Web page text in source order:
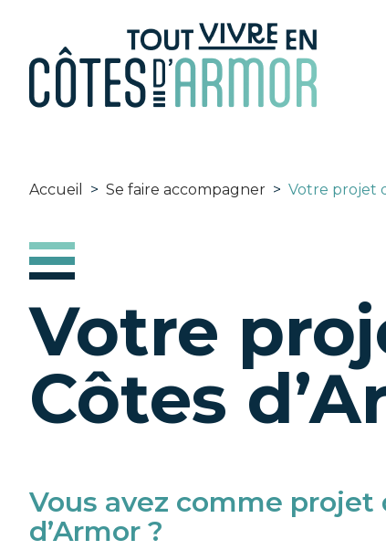
Accueil > Se faire accompagner > Votre projet
Votre
Côtes
Vous avez comme
d’Armor ?